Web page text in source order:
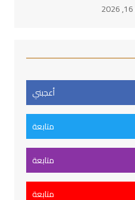
أعجبني
متابعة
متابعة
متابعة